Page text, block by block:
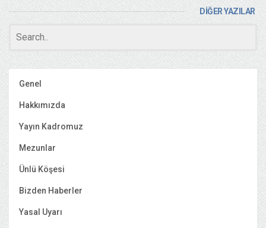
DİĞER YAZILAR
Genel
Hakkımızda
Yayın Kadromuz
Mezunlar
Ünlü Köşesi
Bizden Haberler
Yasal Uyarı